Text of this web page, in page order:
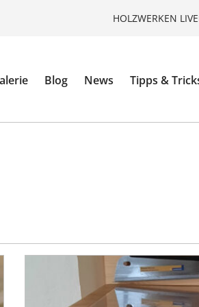
HOLZWERKEN LIVE
Blog News Tipps &